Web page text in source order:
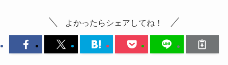
よかったらシェアしてね！